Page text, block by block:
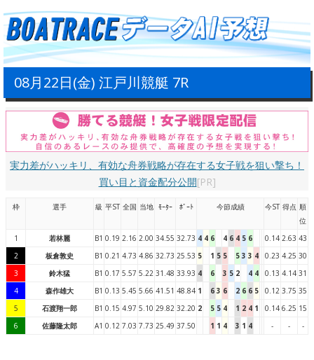
08月22日(金) 江戸川競艇 7R
実力差がハッキリ、有効な舟券戦略が存在する女子戦を狙い撃ち！
買い目と資金配分公開[PR]
枠 選手 級 平ST 全国 当地 ﾓｰﾀｰ ﾎﾞｰﾄ 今節成績 今ST 得点 順
位
1
若林麗 B1 0.19 2.16 2.00 34.55 32.73 4 4 6 4 6 4 5 6 0.14 2.63 43
2
板倉敦史 B1 0.21 4.73 4.86 32.73 25.53 5 1 5 5 5 3 3 4 0.23 4.25 30
3
鈴木猛 B1 0.17 5.57 5.22 31.48 33.93 4 6 3 5 2 4 4 0.13 4.14 31
4
森作雄大 B1 0.13 5.45 5.66 41.51 48.84 1 6 3 6 2 6 6 5 0.12 3.75 35
5
石渡翔一郎 B1 0.15 4.97 5.10 29.82 32.20 2 5 5 4 1 2 4 1 0.14 6.25 15
6
佐藤隆太郎 A1 0.12 7.03 7.73 25.49 37.50 1 1 4 3 1 4 - - -